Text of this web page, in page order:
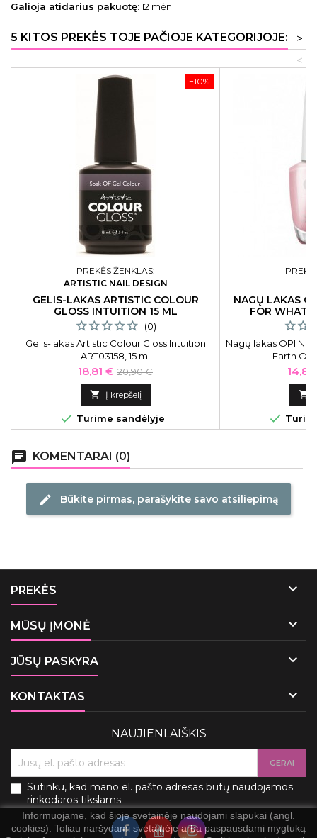
Galioja atidarius pakuotę: 12 mėn
5 KITOS PREKĖS TOJE PAČIOJE KATEGORIJOJE:
>
<
−10%
PREKĖS ŽENKLAS:
ARTISTIC NAIL DESIGN
GELIS-LAKAS ARTISTIC COLOUR
GLOSS INTUITION 15 ML
(0)
Gelis-lakas Artistic Colour Gloss Intuition
ART03158, 15 ml
Kaina
18,81 € Bazinė
kaina
20,90 €
 Į krepšelį
 Turime sandėlyje
NAGŲ LAKAS
FOR WHAT
Nagų lakas OPI
Earth
Kaina


chat KOMENTARAI (0)
edit Būkite pirmas, parašykite savo atsiliepimą
PREKĖS 
MŪSŲ ĮMONĖ 
JŪSŲ PASKYRA 
KONTAKTAS 
Informuojame, kad šioje svetainėje naudojami slapukai (angl.
cookies). Toliau naršydami svetainėje arba paspausdami mygtuką
NAUJIENLAIŠKIS
Sutinku, kad mano el. pašto adresas būtų naudojamos
rinkodaros tikslams.